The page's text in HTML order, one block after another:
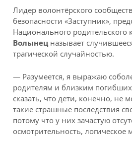
Лидер волонтёрского
безопасности «Заступник»,
Национального родительского
Волынец называет
трагической случайностью.
— Разумеется, я выражаю
родителям и близким
сказать, что дети, конечно, не
такие страшные последствия
потому что у них зачастую
осмотрительность,